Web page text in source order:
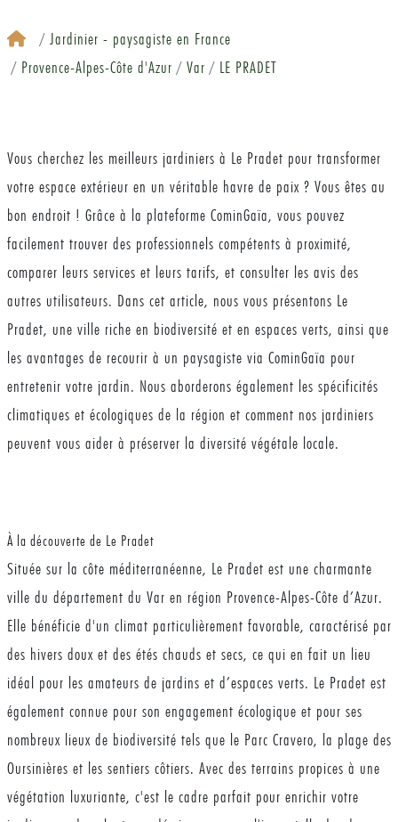
Jardinier - paysagiste en France
Provence-Alpes-Côte d'Azur
Var LE PRADET
Vous cherchez les meilleurs jardiniers à Le Pradet pour transformer
votre espace extérieur en un véritable havre de paix ? Vous êtes au
bon endroit ! Grâce à la plateforme CominGaïa, vous pouvez
facilement trouver des professionnels compétents à proximité,
comparer leurs services et leurs tarifs, et consulter les avis des
autres utilisateurs. Dans cet article, nous vous présentons Le
Pradet, une ville riche en biodiversité et en espaces verts, ainsi que
les avantages de recourir à un paysagiste via CominGaïa pour
entretenir votre jardin. Nous aborderons également les spécificités
climatiques et écologiques de la région et comment nos jardiniers
peuvent vous aider à préserver la diversité végétale locale.
À la découverte de Le Pradet
Située sur la côte méditerranéenne, Le Pradet est une charmante
ville du département du Var en région Provence-Alpes-Côte d’Azur.
Elle bénéficie d'un climat particulièrement favorable, caractérisé par
des hivers doux et des étés chauds et secs, ce qui en fait un lieu
idéal pour les amateurs de jardins et d’espaces verts. Le Pradet est
également connue pour son engagement écologique et pour ses
nombreux lieux de biodiversité tels que le Parc Cravero, la plage des
Oursinières et les sentiers côtiers. Avec des terrains propices à une
végétation luxuriante, c'est le cadre parfait pour enrichir votre